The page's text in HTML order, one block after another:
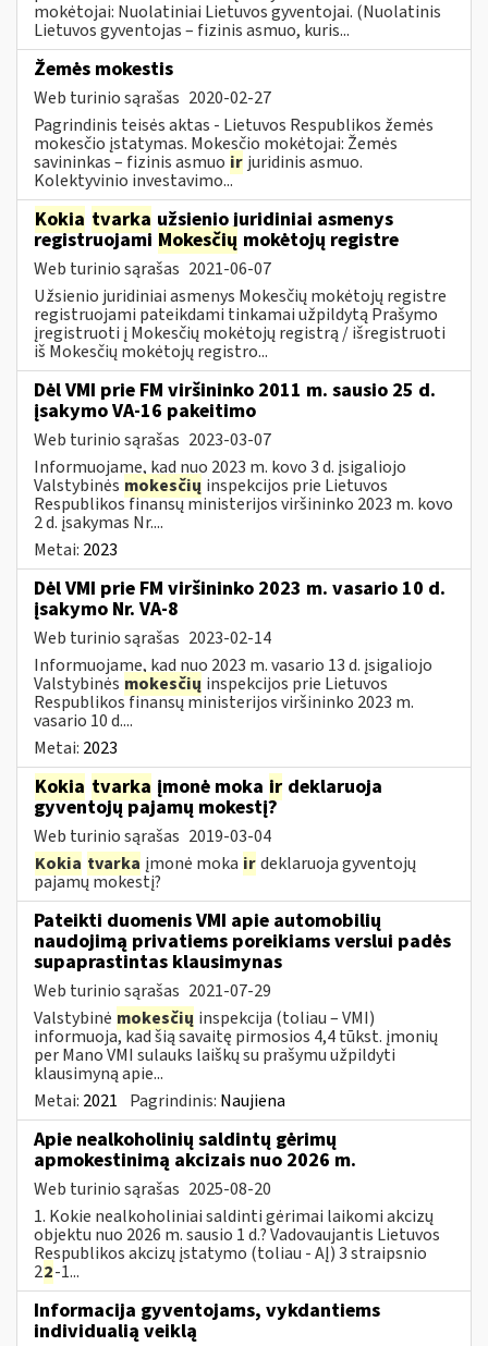
mokėtojai: Nuolatiniai Lietuvos gyventojai. (Nuolatinis
Lietuvos gyventojas – fizinis asmuo, kuris...
Žemės mokestis
Web turinio sąrašas 2020-02-27
Pagrindinis teisės aktas - Lietuvos Respublikos žemės
mokesčio įstatymas. Mokesčio mokėtojai: Žemės
savininkas – fizinis asmuo ir juridinis asmuo.
Kolektyvinio investavimo...
Kokia tvarka užsienio juridiniai asmenys
registruojami Mokesčių mokėtojų registre
Web turinio sąrašas 2021-06-07
Užsienio juridiniai asmenys Mokesčių mokėtojų registre
registruojami pateikdami tinkamai užpildytą Prašymo
įregistruoti į Mokesčių mokėtojų registrą / išregistruoti
iš Mokesčių mokėtojų registro...
Dėl VMI prie FM viršininko 2011 m. sausio 25 d.
įsakymo VA-16 pakeitimo
Web turinio sąrašas 2023-03-07
Informuojame, kad nuo 2023 m. kovo 3 d. įsigaliojo
Valstybinės mokesčių inspekcijos prie Lietuvos
Respublikos finansų ministerijos viršininko 2023 m. kovo
2 d. įsakymas Nr....
Metai: 2023
Dėl VMI prie FM viršininko 2023 m. vasario 10 d.
įsakymo Nr. VA-8
Web turinio sąrašas 2023-02-14
Informuojame, kad nuo 2023 m. vasario 13 d. įsigaliojo
Valstybinės mokesčių inspekcijos prie Lietuvos
Respublikos finansų ministerijos viršininko 2023 m.
vasario 10 d....
Metai: 2023
Kokia tvarka įmonė moka ir deklaruoja
gyventojų pajamų mokestį?
Web turinio sąrašas 2019-03-04
Kokia tvarka įmonė moka irdeklaruoja gyventojų
pajamų mokestį?
Pateikti duomenis VMI apie automobilių
naudojimą privatiems poreikiams verslui padės
supaprastintas klausimynas
Web turinio sąrašas 2021-07-29
Valstybinė mokesčių inspekcija (toliau – VMI)
informuoja, kad šią savaitę pirmosios 4,4 tūkst. įmonių
per Mano VMI sulauks laiškų su prašymu užpildyti
klausimyną apie...
Metai: 2021 Pagrindinis: Naujiena
Apie nealkoholinių saldintų gėrimų
apmokestinimą akcizais nuo 2026 m.
Web turinio sąrašas 2025-08-20
1. Kokie nealkoholiniai saldinti gėrimai laikomi akcizų
objektu nuo 2026 m. sausio 1 d.? Vadovaujantis Lietuvos
Respublikos akcizų įstatymo (toliau - AĮ) 3 straipsnio
22-1...
Informacija gyventojams, vykdantiems
individualią veiklą